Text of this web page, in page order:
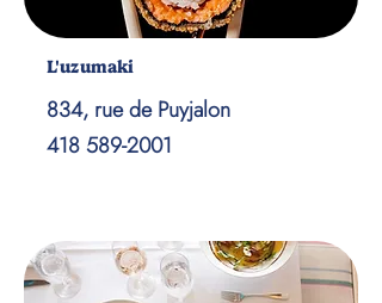
L'uzumaki
834, rue de Puyjalon
418 589-2001